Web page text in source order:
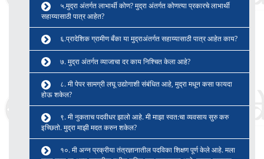
५.मुद्रा अंतर्गत लाभार्थी कोण? मुद्रा अंतर्गत कोणत्या प्रकारचे लाभार्थी
सहाय्यासाठी पात्र आहेत?
६.प्रादेशिक ग्रामीण बँका या मुद्राअंतर्गत सहाय्यासाठी पात्र आहेत काय?
७. मुद्रा अंतर्गत व्याजाचा दर काय निश्चित केला आहे?
८. मी पेपर सामग्री लघू उद्योगाशी संबंधित आहे, मुद्रा मधून कसा फायदा
होऊ शकेल?
९. मी नुकताच पदवीधर झालो आहे. मी माझा स्वत:चा व्यवसाय सुरु करु
इच्छितो. मुद्रा माझी मदत करुन शकेल?
१०. मी अन्न प्रक्रीया तंत्रज्ञानातील पदविका शिक्षण पूर्ण केले आहे. मला